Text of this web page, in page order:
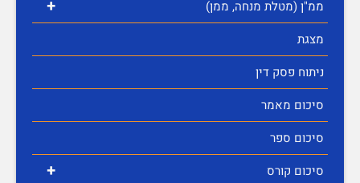
+
ממ"ן (מטלת מנחה, ממן)
מצגת
ניתוח פסק דין
סיכום מאמר
סיכום ספר
+
סיכום קורס